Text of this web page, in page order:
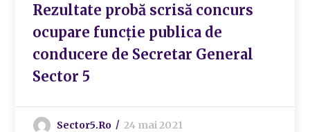
Rezultate probă scrisă concurs
ocupare funcție publica de
conducere de Secretar General
Sector 5
Sector5.ro 24 mai 2021